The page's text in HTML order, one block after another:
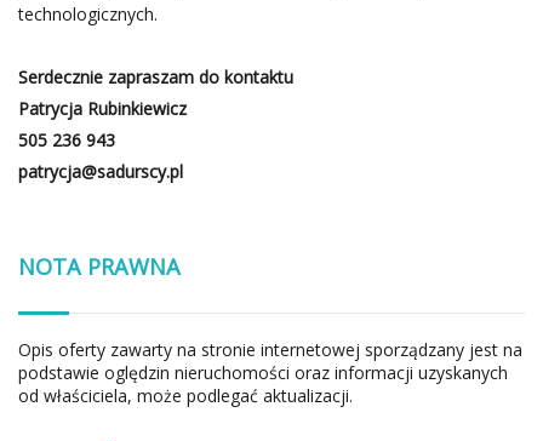
technologicznych.
Serdecznie zapraszam do kontaktu
Patrycja Rubinkiewicz
505 236 943
patrycja@sadurscy.pl
NOTA PRAWNA
Opis oferty zawarty na stronie internetowej sporządzany jest na
podstawie oględzin nieruchomości oraz informacji uzyskanych
od właściciela, może podlegać aktualizacji.